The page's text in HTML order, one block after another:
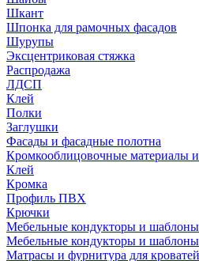
Шкант
Шпонка для рамочных фасадов
Шурупы
Эксцентриковая стяжка
Распродажа
ЛДСП
Клей
Полки
Заглушки
Фасады и фасадные полотна
Кромкооблицовочные материалы
Клей
Кромка
Профиль ПВХ
Крючки
Мебельные кондукторы и шаблоны
Мебельные кондукторы и шаблоны
Матрасы и фурнитура для кроватей